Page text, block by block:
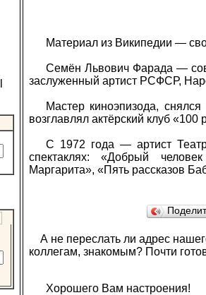
Материал из Википедии —
Семён Львович Фарада —
заслуженный артист РСФСР,
Мастер киноэпизода,
возглавлял актёрский клуб
С 1972 года — артист
спектаклях: «Добрый
Маргарита», «Пять рассказов
А не переслать ли адрес
коллегам, знакомым? Почти
Хорошего Вам настроения!